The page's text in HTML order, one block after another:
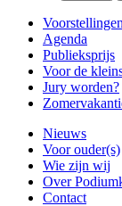
Voorstellingen
Agenda
Publieksprijs
Voor de
Jury worden?
Nieuws
Voor ouder(s)
Wie zijn wij
Over
Contact